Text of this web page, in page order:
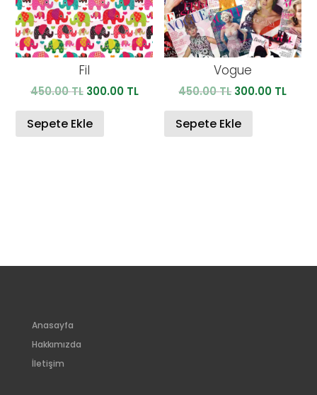
Fil
450.00TL Orijinal
450.00 TL.
300.00 TLŞu
300.00 TL.
Sepete Ekle
Vogue
450.00TL Orijinal
450.00 TL.
300.00 TLŞu
Sepete Ekle
Anasayfa
Hakkımızda
İletişim